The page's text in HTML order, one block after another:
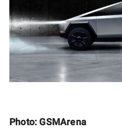
Photo: GSMArena